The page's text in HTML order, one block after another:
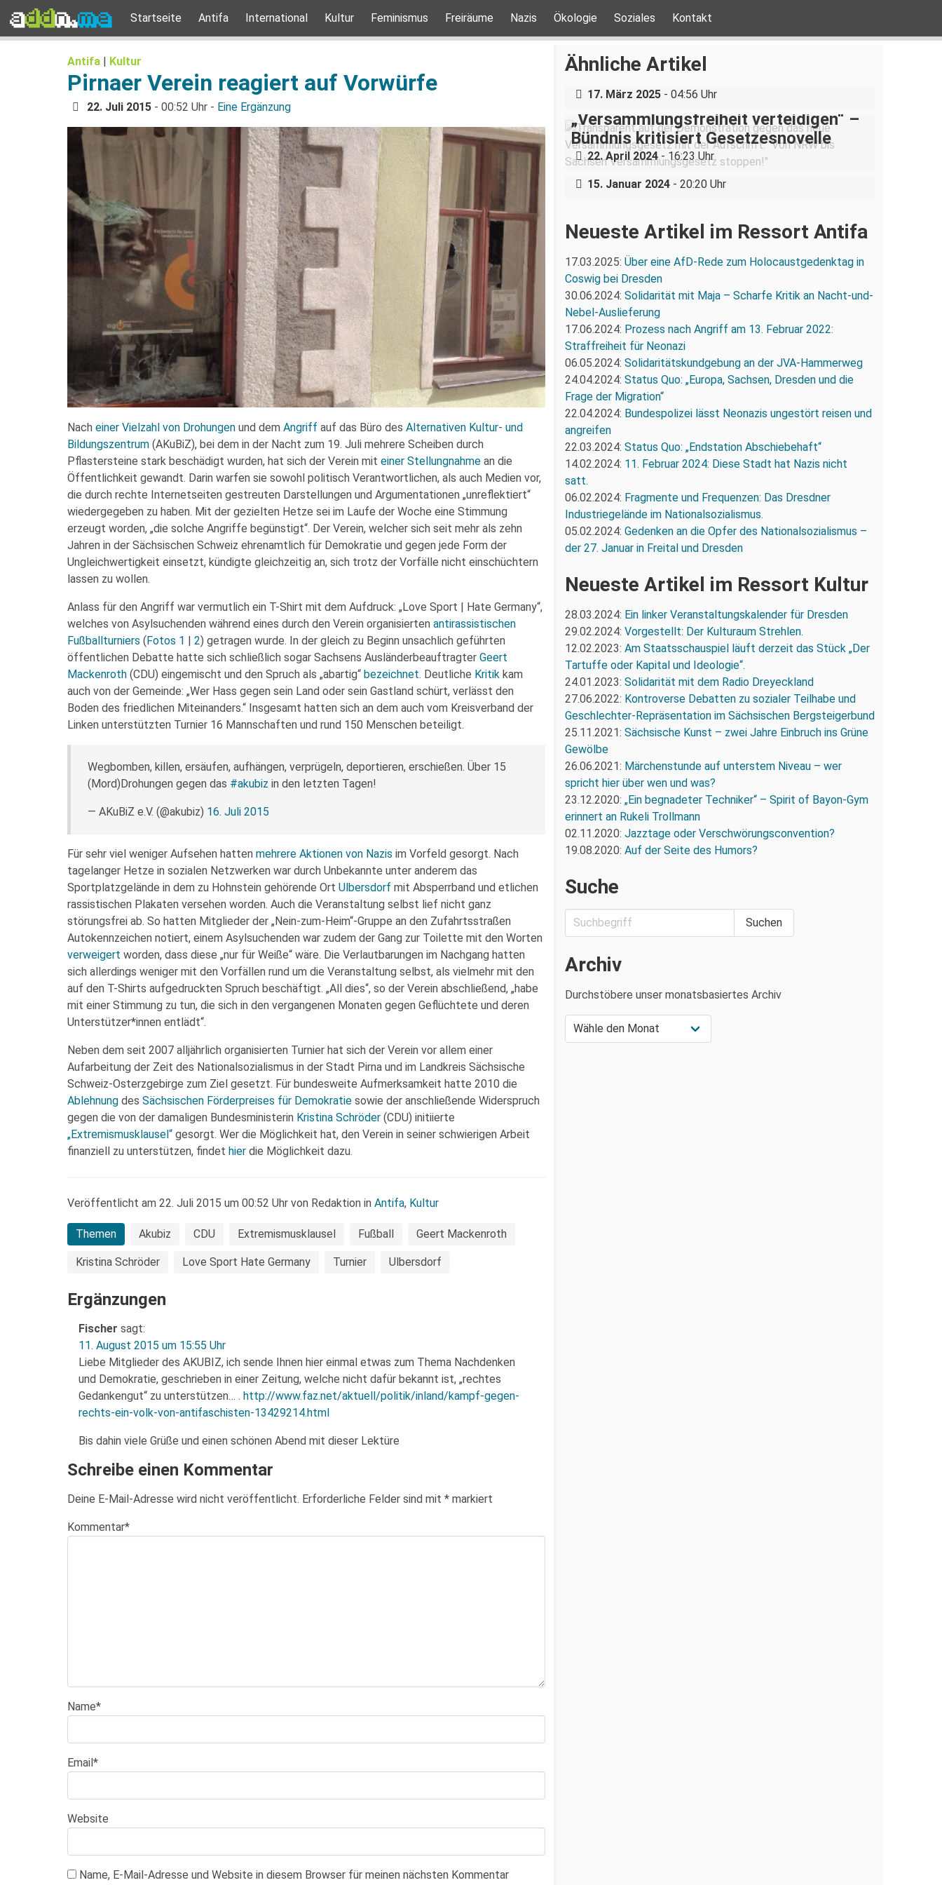
Startseite Antifa International Kultur Feminismus Freiräume Nazis Ökologie Soziales Kontakt
Antifa | Kultur
Pirnaer Verein reagiert auf Vorwürfe
22. Juli 2015 - 00:52 Uhr - Eine Ergänzung
Nach einer Vielzahl von Drohungen und dem Angriff auf das Büro des Alternativen Kultur- und
Bildungszentrum (AKuBiZ), bei dem in der Nacht zum 19. Juli mehrere Scheiben durch
Pflastersteine stark beschädigt wurden, hat sich der Verein mit einer Stellungnahme an die
Öffentlichkeit gewandt. Darin warfen sie sowohl politisch Verantwortlichen, als auch Medien vor,
die durch rechte Internetseiten gestreuten Darstellungen und Argumentationen „unreflektiert“
wiedergegeben zu haben. Mit der gezielten Hetze sei im Laufe der Woche eine Stimmung
erzeugt worden, „die solche Angriffe begünstigt“. Der Verein, welcher sich seit mehr als zehn
Jahren in der Sächsischen Schweiz ehrenamtlich für Demokratie und gegen jede Form der
Ungleichwertigkeit einsetzt, kündigte gleichzeitig an, sich trotz der Vorfälle nicht einschüchtern
lassen zu wollen.
Anlass für den Angriff war vermutlich ein T-Shirt mit dem Aufdruck: „Love Sport | Hate Germany“,
welches von Asylsuchenden während eines durch den Verein organisierten antirassistischen
Fußballturniers (Fotos 1 | 2) getragen wurde. In der gleich zu Beginn unsachlich geführten
öffentlichen Debatte hatte sich schließlich sogar Sachsens Ausländerbeauftragter Geert
Mackenroth (CDU) eingemischt und den Spruch als „abartig“ bezeichnet. Deutliche Kritik kam
auch von der Gemeinde: „Wer Hass gegen sein Land oder sein Gastland schürt, verlässt den
Boden des friedlichen Miteinanders.“ Insgesamt hatten sich an dem auch vom Kreisverband der
Linken unterstützten Turnier 16 Mannschaften und rund 150 Menschen beteiligt.
Wegbomben, killen, ersäufen, aufhängen, verprügeln, deportieren, erschießen. Über 15
(Mord)Drohungen gegen das #akubiz in den letzten Tagen!
— AKuBiZ e.V. (@akubiz) 16. Juli 2015
Für sehr viel weniger Aufsehen hatten mehrere Aktionen von Nazis im Vorfeld gesorgt. Nach
tagelanger Hetze in sozialen Netzwerken war durch Unbekannte unter anderem das
Sportplatzgelände in dem zu Hohnstein gehörende Ort Ulbersdorf mit Absperrband und etlichen
rassistischen Plakaten versehen worden. Auch die Veranstaltung selbst lief nicht ganz
störungsfrei ab. So hatten Mitglieder der „Nein-zum-Heim“-Gruppe an den Zufahrtsstraßen
Autokennzeichen notiert, einem Asylsuchenden war zudem der Gang zur Toilette mit den Worten
verweigert worden, dass diese „nur für Weiße“ wäre. Die Verlautbarungen im Nachgang hatten
sich allerdings weniger mit den Vorfällen rund um die Veranstaltung selbst, als vielmehr mit den
auf den T-Shirts aufgedruckten Spruch beschäftigt. „All dies“, so der Verein abschließend, „habe
mit einer Stimmung zu tun, die sich in den vergangenen Monaten gegen Geflüchtete und deren
Unterstützer*innen entlädt“.
Neben dem seit 2007 alljährlich organisierten Turnier hat sich der Verein vor allem einer
Aufarbeitung der Zeit des Nationalsozialismus in der Stadt Pirna und im Landkreis Sächsische
Schweiz-Osterzgebirge zum Ziel gesetzt. Für bundesweite Aufmerksamkeit hatte 2010 die
Ablehnung des Sächsischen Förderpreises für Demokratie sowie der anschließende Widerspruch
gegen die von der damaligen Bundesministerin Kristina Schröder (CDU) initiierte
„Extremismusklausel“ gesorgt. Wer die Möglichkeit hat, den Verein in seiner schwierigen Arbeit
finanziell zu unterstützen, findet hier die Möglichkeit dazu.
Veröffentlicht am 22. Juli 2015 um 00:52 Uhr von Redaktion in Antifa, Kultur
Themen Akubiz CDU Extremismusklausel Fußball Geert Mackenroth
Kristina Schröder Love Sport Hate Germany Turnier Ulbersdorf
Ergänzungen
Fischer sagt:
11. August 2015 um 15:55 Uhr
Liebe Mitglieder des AKUBIZ, ich sende Ihnen hier einmal etwas zum Thema Nachdenken
und Demokratie, geschrieben in einer Zeitung, welche nicht dafür bekannt ist, „rechtes
Gedankengut“ zu unterstützen… . http://www.faz.net/aktuell/politik/inland/kampf-gegen-
rechts-ein-volk-von-antifaschisten-13429214.html
Bis dahin viele Grüße und einen schönen Abend mit dieser Lektüre
Schreibe einen Kommentar
Deine E-Mail-Adresse wird nicht veröffentlicht. Erforderliche Felder sind mit * markiert
Kommentar*
Name*
Email*
Website
Name, E-Mail-Adresse und Website in diesem Browser für meinen nächsten Kommentar
Ähnliche Artikel
Über eine AfD-Rede zum
Holocaustgedenktag in Coswig bei
Dresden
17. März 2025- 04:56 Uhr
„Versammlungsfreiheit verteidigen“ –
Bündnis kritisiert Gesetzesnovelle
22. April 2024- 16:23 Uhr
Status quo: Eine Rückschau auf die
Idee #wirstreiken im
Landtagswahlkampf 2019
15. Januar 2024- 20:20 Uhr
Neueste Artikel im Ressort Antifa
17.03.2025: Über eine AfD-Rede zum Holocaustgedenktag in
Coswig bei Dresden
30.06.2024: Solidarität mit Maja – Scharfe Kritik an Nacht-und-
Nebel-Auslieferung
17.06.2024: Prozess nach Angriff am 13. Februar 2022:
Straffreiheit für Neonazi
06.05.2024: Solidaritätskundgebung an der JVA-Hammerweg
24.04.2024: Status Quo: „Europa, Sachsen, Dresden und die
Frage der Migration“
22.04.2024: Bundespolizei lässt Neonazis ungestört reisen und
angreifen
22.03.2024: Status Quo: „Endstation Abschiebehaft“
14.02.2024: 11. Februar 2024: Diese Stadt hat Nazis nicht
satt.
06.02.2024: Fragmente und Frequenzen: Das Dresdner
Industriegelände im Nationalsozialismus.
05.02.2024: Gedenken an die Opfer des Nationalsozialismus –
der 27. Januar in Freital und Dresden
Neueste Artikel im Ressort Kultur
28.03.2024: Ein linker Veranstaltungskalender für Dresden
29.02.2024: Vorgestellt: Der Kulturaum Strehlen.
12.02.2023: Am Staatsschauspiel läuft derzeit das Stück „Der
Tartuffe oder Kapital und Ideologie“.
24.01.2023: Solidarität mit dem Radio Dreyeckland
27.06.2022: Kontroverse Debatten zu sozialer Teilhabe und
Geschlechter-Repräsentation im Sächsischen Bergsteigerbund
25.11.2021: Sächsische Kunst – zwei Jahre Einbruch ins Grüne
Gewölbe
26.06.2021: Märchenstunde auf unterstem Niveau – wer
spricht hier über wen und was?
23.12.2020: „Ein begnadeter Techniker“ – Spirit of Bayon-Gym
erinnert an Rukeli Trollmann
02.11.2020: Jazztage oder Verschwörungsconvention?
19.08.2020: Auf der Seite des Humors?
Suche
Archiv
Durchstöbere unser monatsbasiertes Archiv